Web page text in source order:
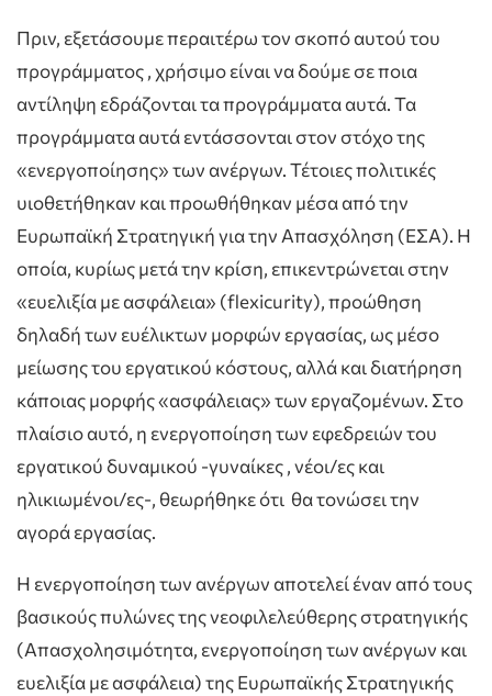
Πριν, εξετάσουμε περαιτέρω τον σκοπό αυτού του
προγράμματος , χρήσιμο είναι να δούμε σε ποια
αντίληψη εδράζονται τα προγράμματα αυτά. Τα
προγράμματα αυτά εντάσσονται στον στόχο της
«ενεργοποίησης» των ανέργων. Τέτοιες πολιτικές
υιοθετήθηκαν και προωθήθηκαν μέσα από την
Ευρωπαϊκή Στρατηγική για την Απασχόληση (ΕΣΑ). Η
οποία, κυρίως μετά την κρίση, επικεντρώνεται στην
«ευελιξία με ασφάλεια» (flexicurity), προώθηση
δηλαδή των ευέλικτων μορφών εργασίας, ως μέσο
μείωσης του εργατικού κόστους, αλλά και διατήρηση
κάποιας μορφής «ασφάλειας» των εργαζομένων. Στο
πλαίσιο αυτό, η ενεργοποίηση των εφεδρειών του
εργατικού δυναμικού -γυναίκες , νέοι/ες και
ηλικιωμένοι/ες-, θεωρήθηκε ότι θα τονώσει την
αγορά εργασίας.
Η ενεργοποίηση των ανέργων αποτελεί έναν από τους
βασικούς πυλώνες της νεοφιλελεύθερης στρατηγικής
(Απασχολησιμότητα, ενεργοποίηση των ανέργων και
ευελιξία με ασφάλεια) της Ευρωπαϊκής Στρατηγικής